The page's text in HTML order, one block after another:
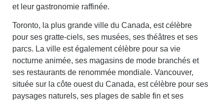
et leur gastronomie raffinée.
Toronto, la plus grande ville du Canada, est célèbre
pour ses gratte-ciels, ses musées, ses théâtres et ses
parcs. La ville est également célèbre pour sa vie
nocturne animée, ses magasins de mode branchés et
ses restaurants de renommée mondiale. Vancouver,
située sur la côte ouest du Canada, est célèbre pour ses
paysages naturels, ses plages de sable fin et ses